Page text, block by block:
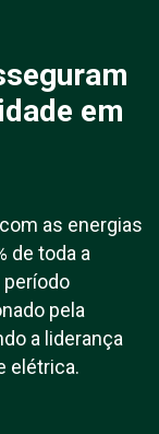
em
as energias
de toda a
pela
a liderança
elétrica.